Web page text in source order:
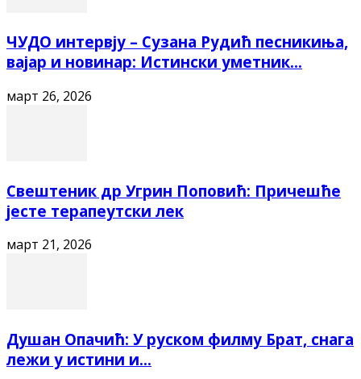
ЧУДО интервју – Сузана Рудић песникиња,
вајар и новинар: Истински уметник...
март 26, 2026
Свештеник др Угрин Поповић: Причешће
јесте терапеутски лек
март 21, 2026
Душан Опачић: У руском филму Брат, снага
лежи у истини и...